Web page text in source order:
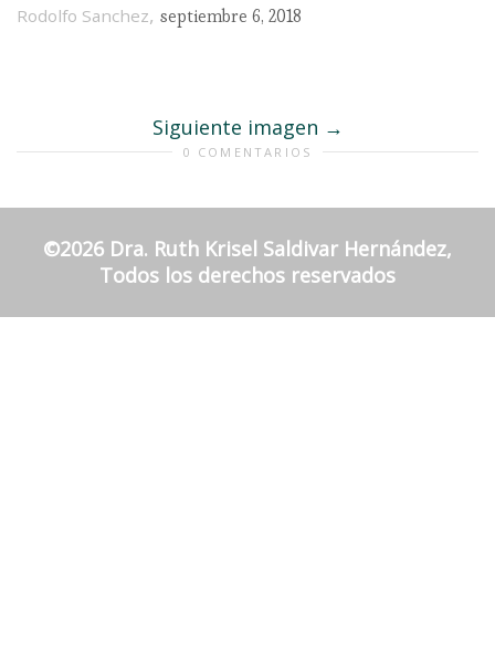
Rodolfo Sanchez, septiembre 6, 2018
Siguiente imagen
0 COMENTARIOS
©2026 Dra. Ruth Krisel Saldivar Hernández,
Todos los derechos reservados